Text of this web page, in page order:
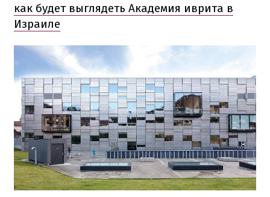
как будет выглядеть Академия иврита в
Израиле